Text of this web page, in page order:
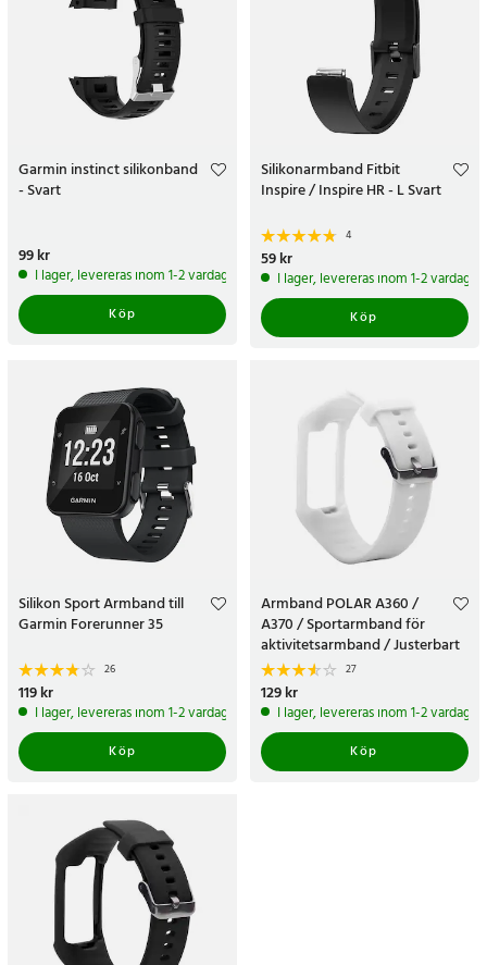
Garmin instinct silikonband
- Svart
Pris:
99 kr
I lager, levereras inom 1-2 vardagar
Köp
Silikonarmband Fitbit
Inspire / Inspire HR - L Svart
4
Pris:
59 kr
I lager, levereras inom 1-2 vardagar
Köp
Silikon Sport Armband till
Garmin Forerunner 35
26
Pris:119 kr
119 kr
I lager, levereras inom 1-2 vardagar
Köp
Armband POLAR A360 /
A370 / Sportarmband för
aktivitetsarmband / Justerbart
ersättningsarmband
27
Pris:129 kr
129 kr
I lager, levereras inom 1-2 vardagar
Köp